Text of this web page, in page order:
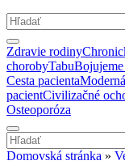
Zdravie rodiny
chorobyTabu
Cesta pacienta
pacientCivilizačné
Osteoporóza
Domovská stránka »